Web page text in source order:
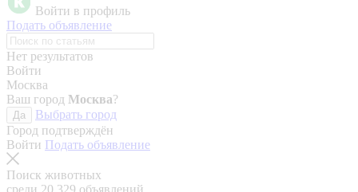
Войти в профиль
Подать объявление
Нет результатов
Войти
Москва
Ваш город Москва?
Да
Выбрать город
Город подтверждён
Войти Подать объявление
Поиск животных
среди 20 329 объявлений